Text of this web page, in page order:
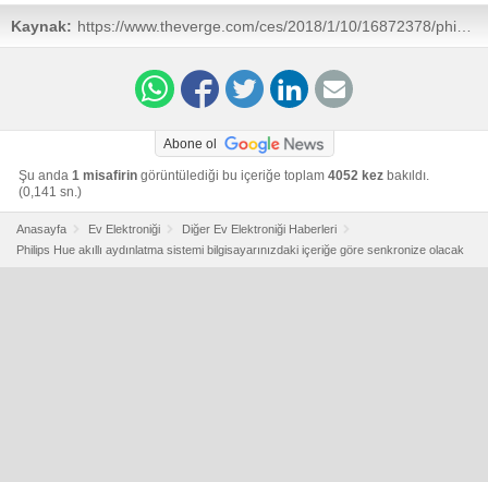
Kaynak: https://www.theverge.com/ces/2018/1/10/16872378/philips-
hue-sync-app-outdoor-lighting-ces-2018
Abone ol
Şu anda 1 misafirin görüntülediği bu içeriğe toplam 4052 kez bakıldı.
(0,141 sn.)
Anasayfa Ev Elektroniği
Diğer Ev Elektroniği Haberleri
Philips Hue akıllı aydınlatma sistemi bilgisayarınızdaki içeriğe göre senkronize olacak